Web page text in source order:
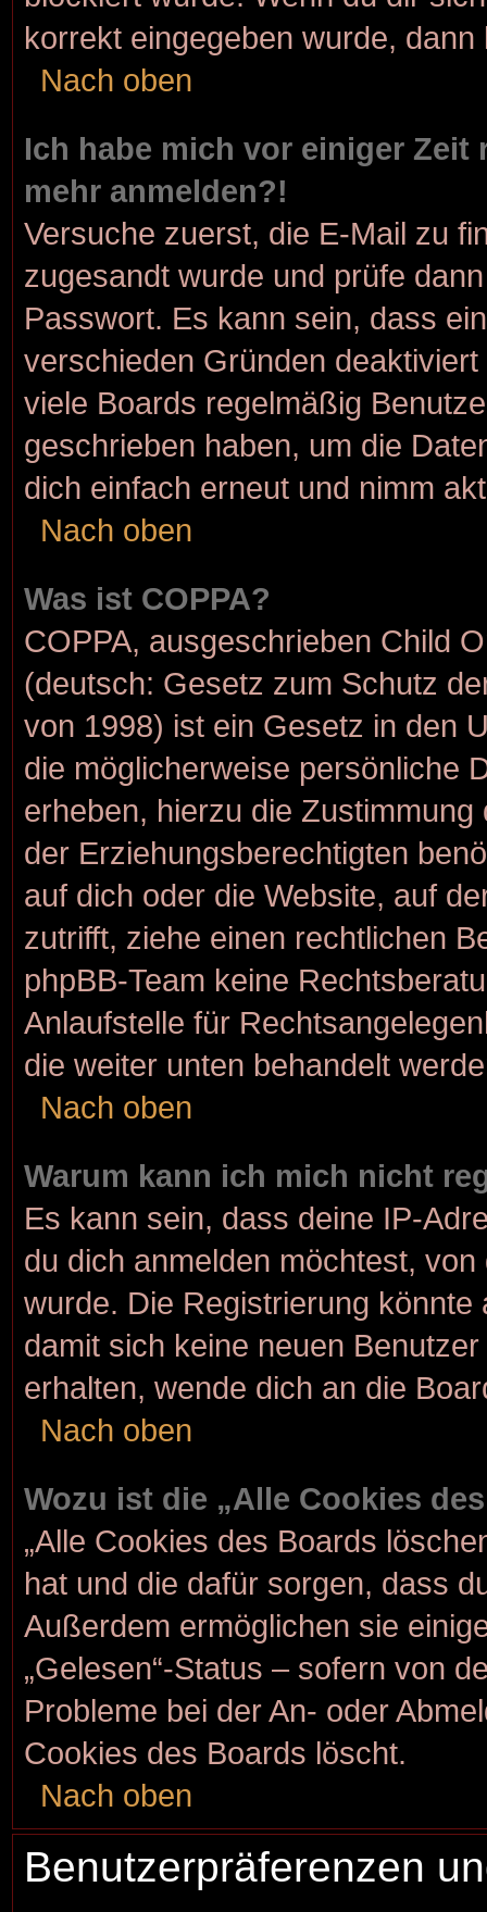
korrekt eingegeben wurde,
Nach oben
Ich habe mich vor einiger
mehr anmelden?!
Versuche zuerst, die E-Mail zu
zugesandt wurde und prüfe
Passwort. Es kann sein, dass
verschieden Gründen
viele Boards regelmäßig
geschrieben haben, um die
dich einfach erneut und nimm
Nach oben
Was ist COPPA?
COPPA, ausgeschrieben Child
(deutsch: Gesetz zum Schutz
von 1998) ist ein Gesetz in den
die möglicherweise persönliche
erheben, hierzu die
der Erziehungsberechtigten
auf dich oder die Website, auf
zutrifft, ziehe einen rechtlichen
phpBB-Team keine
Anlaufstelle für
die weiter unten behandelt
Nach oben
Warum kann ich mich nicht
Es kann sein, dass deine IP-
du dich anmelden möchtest,
wurde. Die Registrierung
damit sich keine neuen
erhalten, wende dich an die
Nach oben
Wozu ist die „Alle Cookies
„Alle Cookies des Boards
hat und die dafür sorgen, dass
Außerdem ermöglichen sie
„Gelesen“-Status – sofern von
Probleme bei der An- oder
Cookies des Boards löscht.
Nach oben
Benutzerpräferenzen